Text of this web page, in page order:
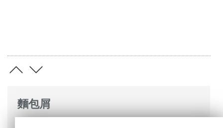
麵包屑